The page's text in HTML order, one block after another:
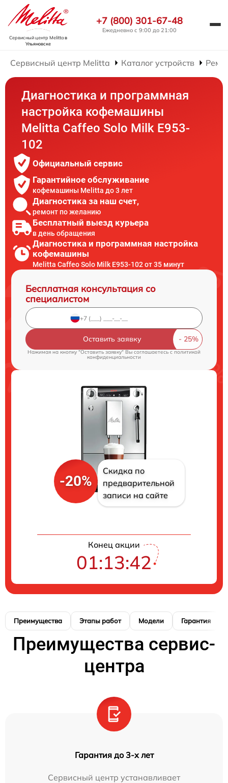
Сервисный центр Melittaв
Ульяновске
+7 (800) 301-67-48
Ежедневно с 9:00 до 21:00
Сервисный центр Melitta Каталог устройств
Диагностика и программная
настройка кофемашины
Melitta Caffeo Solo Milk E953-
102
Официальный сервис
Гарантийное обслуживание
кофемашины Melitta до 3 лет
Диагностика за наш счет,
ремонт по желанию
Бесплатный выезд курьера
в день обращения
Диагностика и программная настройка
кофемашины
Melitta Caffeo Solo Milk E953-102 от 35 минут
Бесплатная консультация со
специалистом
Оставить заявку
Нажимая на кнопку "Оставить заявку" Вы соглашаетесь cполитикой
конфиденциальности
-20%
Скидка по
предварительной
записи на сайте
Конец акции
01:13:41
Преимущества Этапы работ Модели Гарантия
Преимущества сервис-
центра
Гарантия до 3-х лет
Сервисный центр устанавливает